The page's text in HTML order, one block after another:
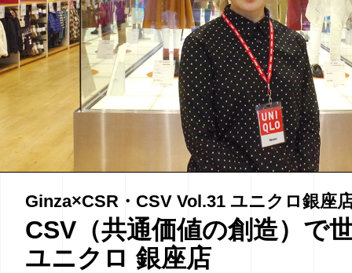
Ginza×CSR・CSV Vol.31 ユニクロ銀座
CSV（共通価値の創造）で
ユニクロ 銀座店